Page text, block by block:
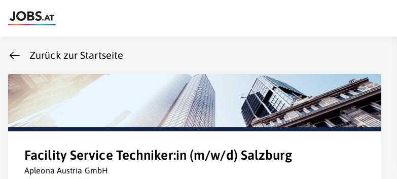
Zurück zur Startseite
Facility Service Techniker:in (m/w/d) Salzburg
Apleona Austria GmbH